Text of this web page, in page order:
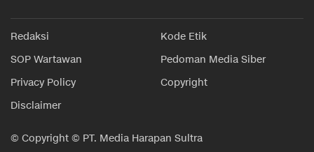
Redaksi
Kode Etik
SOP Wartawan
Pedoman Media Siber
Privacy Policy
Copyright
Disclaimer
© Copyright © PT. Media Harapan Sultra